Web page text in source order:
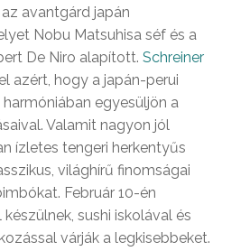
avantgárd japán
Nobu Matsuhisa séf és a
De Niro alapított. Schreiner
azért, hogy a japán-perui
egyesüljön a
Valamit nagyon jól
ízletes tengeri herkentyűs
világhírű finomságai
Február 10-én
sushi iskolával és
várják a legkisebbeket.